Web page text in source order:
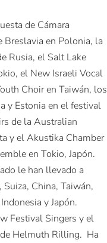
de Cámara
Breslavia en Polonia, la
Rusia, el Salt Lake
el New Israeli Vocal
Choir en Taiwán, los
y Estonia en el festival
de la Australian
y el Akustika Chamber
en Tokio, Japón.
le han llevado a
China, Taiwán,
y Japón.
Festival Singers y el
Helmuth Rilling. Ha